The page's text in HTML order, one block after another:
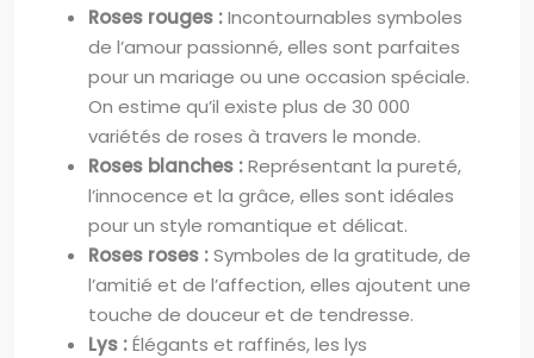
Roses rouges :Incontournables symboles
de l’amour passionné, elles sont parfaites
pour un mariage ou une occasion spéciale.
On estime qu’il existe plus de 30 000
variétés de roses à travers le monde.
Roses blanches :Représentant la pureté,
l’innocence et la grâce, elles sont idéales
pour un style romantique et délicat.
Roses roses :Symboles de la gratitude, de
l’amitié et de l’affection, elles ajoutent une
touche de douceur et de tendresse.
Lys :Élégants et raffinés, les lys